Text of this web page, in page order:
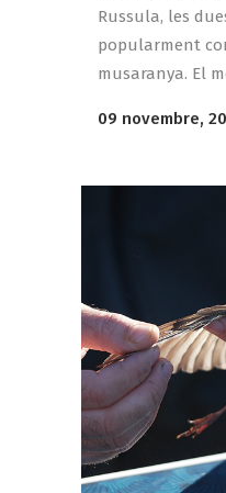
Russula, les
popularment
musaranya. El
09 novembre,